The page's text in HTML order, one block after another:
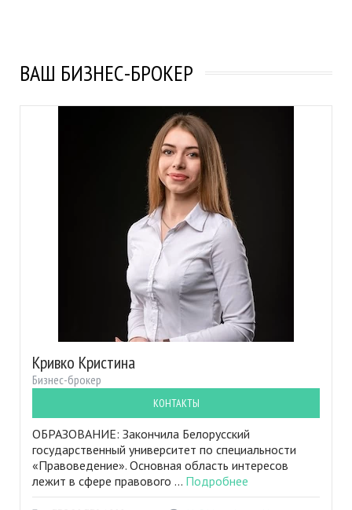
ВАШ БИЗНЕС-БРОКЕР
Кривко Кристина
Бизнес-брокер
КОНТАКТЫ
ОБРАЗОВАНИЕ: Закончила Белорусский
государственный университет по специальности
«Правоведение». Основная область интересов
лежит в сфере правового ... Подробнее